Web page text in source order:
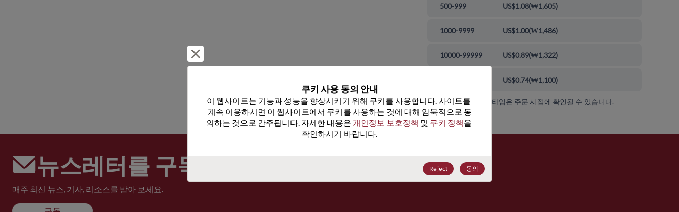
500-999 US$1.08(₩1,605)
1000-9999 US$1.00(₩1,486)
10000-99999 US$0.89(₩1,322)
US$0.74(₩1,100)
가격, 가용성 및 리드 타임은 주문 시점에 확인될 수 있습니다.
뉴스레터를 구독하세요
매주 최신 뉴스, 기사, 리소스를 받아 보세요.
쿠키 사용 동의 안내
이 웹사이트는 기능과 성능을 향상시키기 위해 쿠키를 사용합니다. 사이트를
계속 이용하시면 이 웹사이트에서 쿠키를 사용하는 것에 대해 암묵적으로 동
의하는 것으로 간주됩니다. 자세한 내용은 개인정보 보호정책 및 쿠키 정책을
확인하시기 바랍니다.
Reject 동의